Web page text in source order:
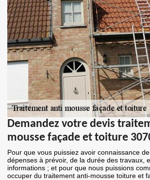
Demandez votre devis
mousse façade et toiture
Pour que vous puissiez avoir connaissance
dépenses à prévoir, de la durée des travaux,
informations ; et pour que nous puissions
occuper du traitement anti-mousse toiture et